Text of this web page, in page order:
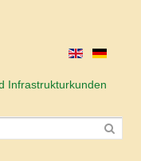
Infrastrukturkunden